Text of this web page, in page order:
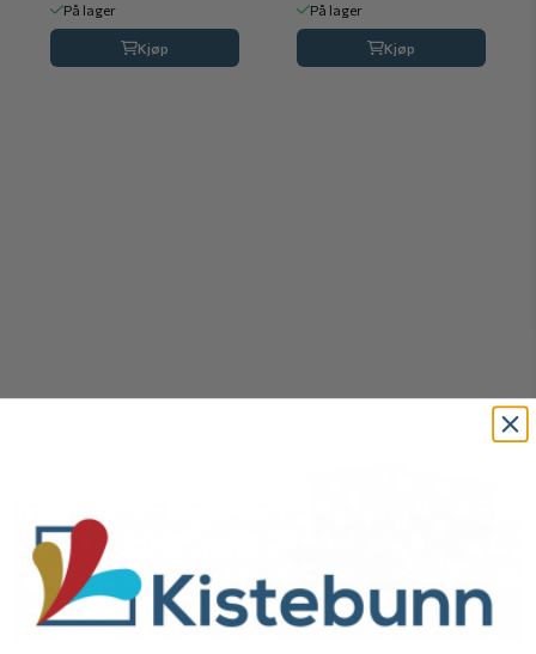
På lager
Kjøp
På lager
Kjøp